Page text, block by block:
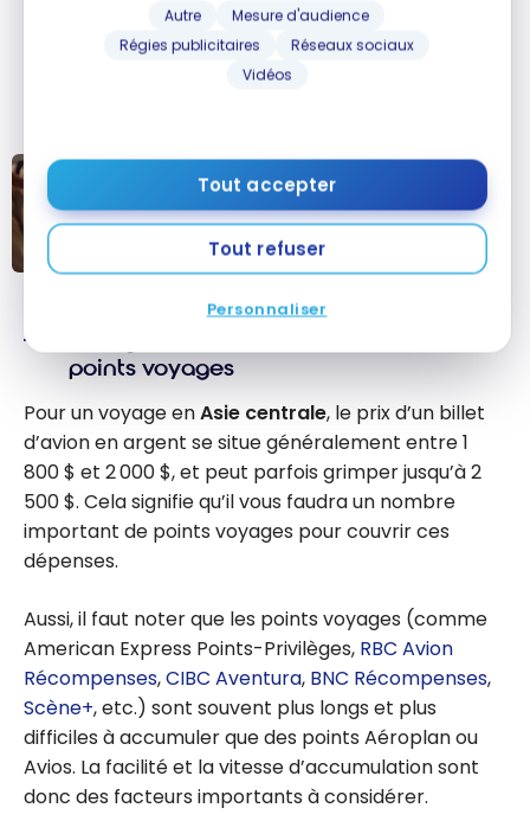
Autre
Mesure d'audience
Régies publicitaires
Réseaux sociaux
Vidéos
Tout accepter
Tout refuser
Personnaliser
RBC Avion Récompensespendant une telle
promotion, vous recevrez jusqu’à 74 250 Avios,
réduisant ainsi de façon significative votre coût réel
Avion en British
Airways Avios
avec 30 % de
bonus
OFFRES SPÉCIALES
Convertissez vos points RBC
Avion en British Airways Avios
avec 30 % de bonus
points voyages
Pour un voyage enAsie centrale, le prix d’un billet
d’avion en argent se situe généralement entre 1
800 $ et 2 000 $, et peut parfois grimper jusqu’à 2
500 $. Cela signifie qu’il vous faudra un nombre
important de points voyages pour couvrir ces
dépenses.
Aussi, il faut noter que les points voyages (comme
American Express Points-Privilèges, RBC Avion
Récompenses,CIBC Aventura, BNC Récompenses,
Scène+, etc.) sont souvent plus longs et plus
difficiles à accumuler que des points Aéroplan ou
Avios. La facilité et la vitesse d’accumulation sont
donc des facteurs importants à considérer.